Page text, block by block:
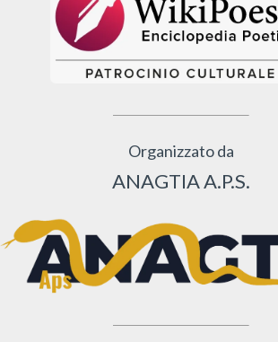
Organizzato da
ANAGTIA A.P.S.